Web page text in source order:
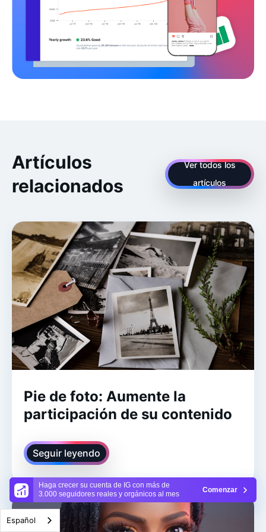
Haga crecer su cuenta de IG con más de
3.000 seguidores reales y orgánicos al mes
Comenzar
Artículos
relacionados
Ver todos los
artículos
Pie de foto: Aumente la
participación de su contenido
Seguir leyendo
Español